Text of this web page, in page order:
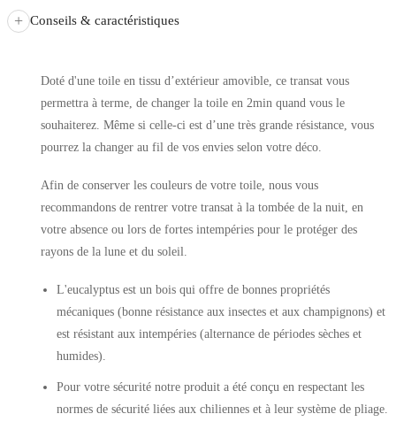
+ Conseils & caractéristiques
Doté d'une toile en tissu d’extérieur amovible, ce transat vous
permettra à terme, de changer la toile en 2min quand vous le
souhaiterez. Même si celle-ci est d’une très grande résistance, vous
pourrez la changer au fil de vos envies selon votre déco.
Afin de conserver les couleurs de votre toile, nous vous
recommandons de rentrer votre transat à la tombée de la nuit, en
votre absence ou lors de fortes intempéries pour le protéger des
rayons de la lune et du soleil.
L'eucalyptus est un bois qui offre de bonnes propriétés
mécaniques (bonne résistance aux insectes et aux champignons) et
est résistant aux intempéries (alternance de périodes sèches et
humides).
Pour votre sécurité notre produit a été conçu en respectant les
normes de sécurité liées aux chiliennes et à leur système de pliage.